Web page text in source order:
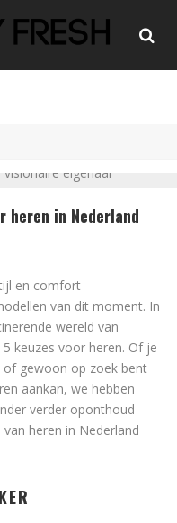
heren in Nederland
en comfort
van dit moment. In
wereld van
keuzes voor heren. Of je
of gewoon op zoek bent
aankan, we hebben
verder oponthoud
heren in Nederland